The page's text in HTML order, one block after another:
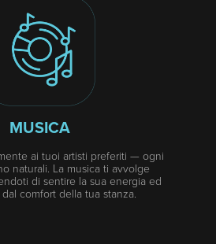
MUSICA
ai tuoi artisti preferiti — ogni
naturali. La musica ti avvolge
di sentire la sua energia ed
comfort della tua stanza.